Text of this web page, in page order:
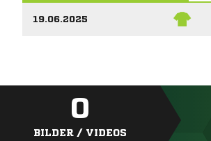
19.06.2025
0
BILDER / VIDEOS